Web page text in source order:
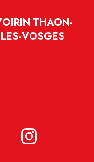
THAON-
VOSGES